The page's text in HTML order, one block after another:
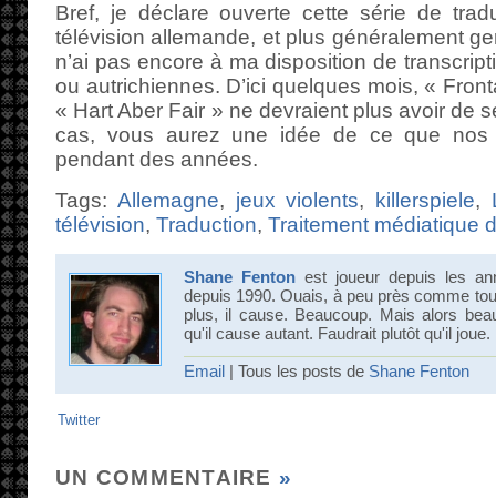
Bref, je déclare ouverte cette série de
télévision allemande, et plus généralement
n’ai pas encore à ma disposition de
ou autrichiennes. D’ici quelques mois, «
« Hart Aber Fair » ne devraient plus avoir de
cas, vous aurez une idée de ce que nos
pendant des années.
Tags: Allemagne, jeux violents, killerspiele,
télévision, Traduction, Traitement médiatique
Shane Fenton est joueur depuis les
depuis 1990. Ouais, à peu près comme
plus, il cause. Beaucoup. Mais alors
qu'il cause autant. Faudrait plutôt qu'il joue.
Email | Tous les posts de Shane Fenton
Twitter
UN COMMENTAIRE »